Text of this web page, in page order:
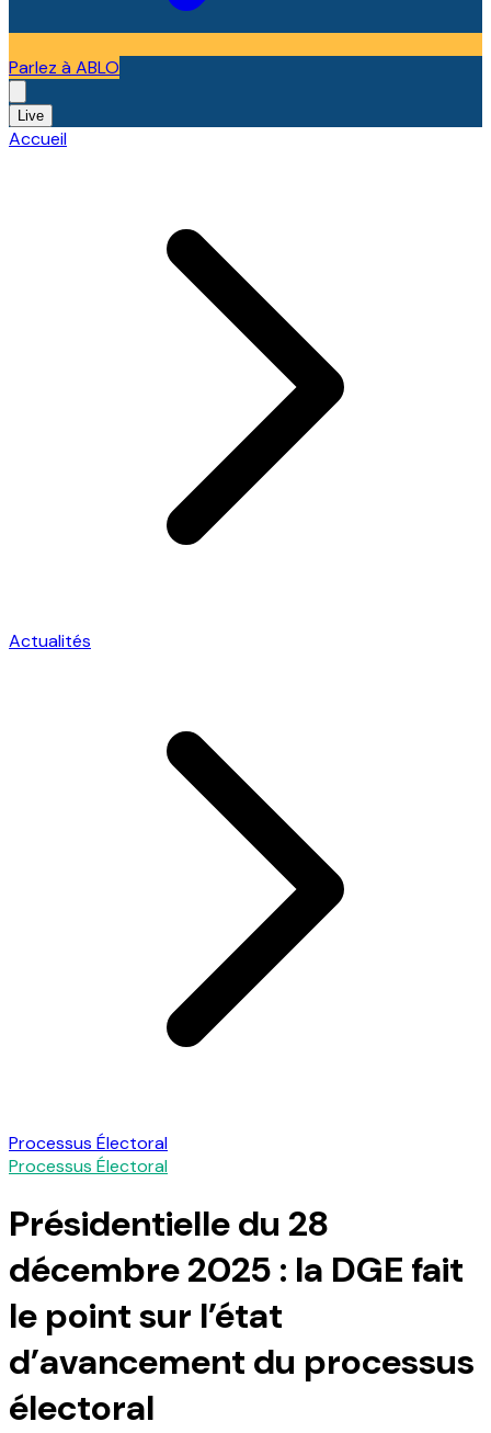
Parlez à ABLO
Live
Accueil
Actualités
Processus Électoral
Processus Électoral
Présidentielle du 28
décembre 2025 : la DGE fait
le point sur l’état
d’avancement du processus
électoral